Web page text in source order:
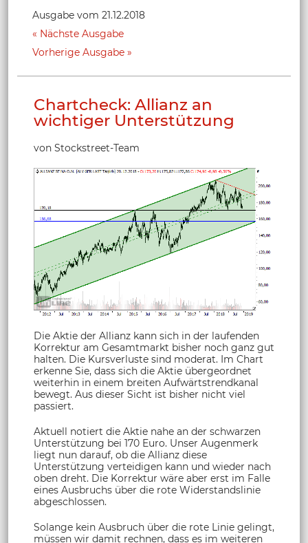
Ausgabe vom 21.12.2018
Nächste Ausgabe
Vorherige Ausgabe
Chartcheck: Allianz an
wichtiger Unterstützung
von Stockstreet-Team
Die Aktie der Allianz kann sich in der laufenden
Korrektur am Gesamtmarkt bisher noch ganz gut
halten. Die Kursverluste sind moderat. Im Chart
erkenne Sie, dass sich die Aktie übergeordnet
weiterhin in einem breiten Aufwärtstrendkanal
bewegt. Aus dieser Sicht ist bisher nicht viel
passiert.
Aktuell notiert die Aktie nahe an der schwarzen
Unterstützung bei 170 Euro. Unser Augenmerk
liegt nun darauf, ob die Allianz diese
Unterstützung verteidigen kann und wieder nach
oben dreht. Die Korrektur wäre aber erst im Falle
eines Ausbruchs über die rote Widerstandslinie
abgeschlossen.
Solange kein Ausbruch über die rote Linie gelingt,
müssen wir damit rechnen, dass es im weiteren